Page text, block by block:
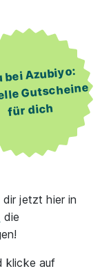
bei Azubiyo:
Gutscheine
für dich
jetzt hier in
die
klicke auf